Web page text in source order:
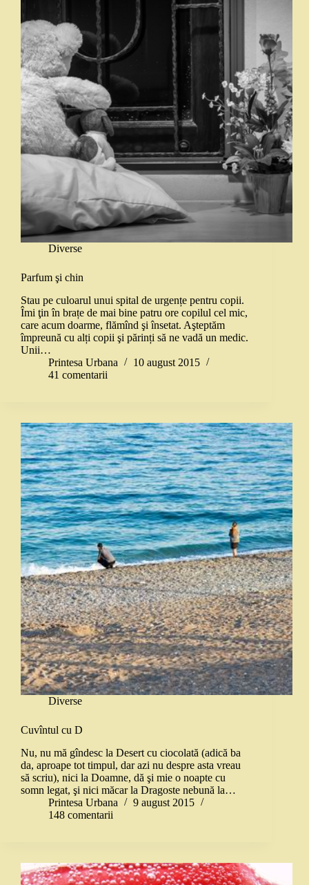
Diverse
Parfum şi chin
Stau pe culoarul unui spital de urgențe pentru copii.
Îmi ţin în brațe de mai bine patru ore copilul cel mic,
care acum doarme, flămînd şi însetat. Aşteptăm
împreună cu alți copii şi părinți să ne vadă un medic.
Unii…
Printesa Urbana
10 august 2015
41 comentarii
Diverse
Cuvîntul cu D
Nu, nu mă gîndesc la Desert cu ciocolată (adică ba
da, aproape tot timpul, dar azi nu despre asta vreau
să scriu), nici la Doamne, dă şi mie o noapte cu
somn legat, şi nici măcar la Dragoste nebună la…
Printesa Urbana
9 august 2015
148 comentarii